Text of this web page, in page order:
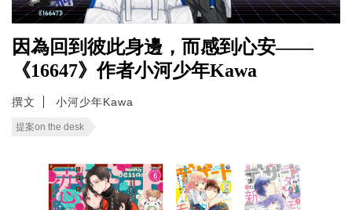
因為回到彼此身邊，而感到心安——
《16647》作者小河少年Kawa
撰文 小河少年Kawa
提案on the desk